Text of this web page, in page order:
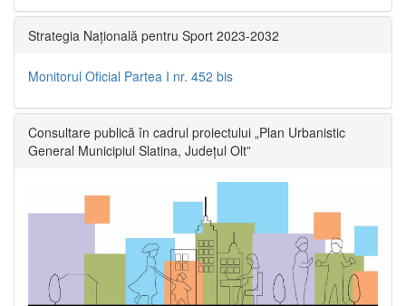
Strategia Națională pentru Sport 2023-2032
Monitorul Oficial Partea I nr. 452 bis
Consultare publică în cadrul proiectului „Plan Urbanistic
General Municipiul Slatina, Județul Olt”